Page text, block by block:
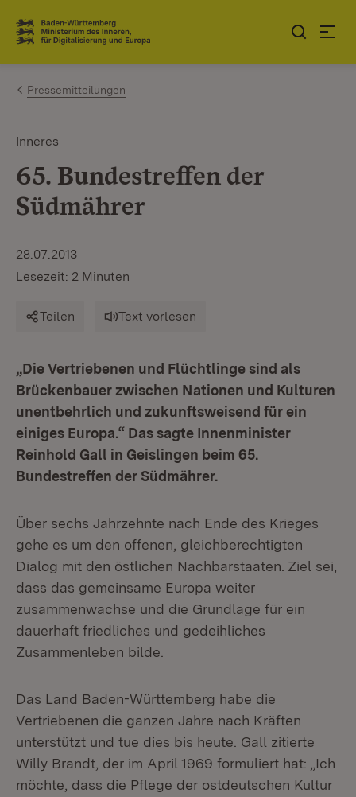
Zum Inhalt springen
Link zur Startseite
Pressemitteilungen
Inneres
65. Bundestreffen der
Südmährer
28.07.2013
Lesezeit: 2 Minuten
Teilen Text vorlesen
„Die Vertriebenen und Flüchtlinge sind als
Brückenbauer zwischen Nationen und Kulturen
unentbehrlich und zukunftsweisend für ein
einiges Europa.“ Das sagte Innenminister
Reinhold Gall in Geislingen beim 65.
Bundestreffen der Südmährer.
Über sechs Jahrzehnte nach Ende des Krieges
gehe es um den offenen, gleichberechtigten
Dialog mit den östlichen Nachbarstaaten. Ziel sei,
dass das gemeinsame Europa weiter
zusammenwachse und die Grundlage für ein
dauerhaft friedliches und gedeihliches
Zusammenleben bilde.
Das Land Baden-Württemberg habe die
Vertriebenen die ganzen Jahre nach Kräften
unterstützt und tue dies bis heute. Gall zitierte
Willy Brandt, der im April 1969 formuliert hat: „Ich
möchte, dass die Pflege der ostdeutschen Kultur